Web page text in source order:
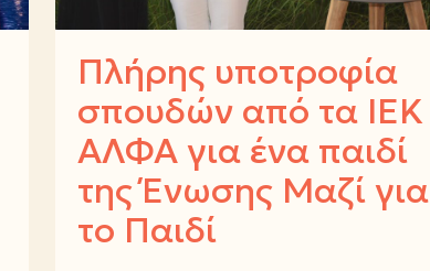
Πλήρης υποτροφία
σπουδών από τα ΙΕΚ
ΑΛΦΑ για ένα παιδί
της Ένωσης Μαζί για
το Παιδί